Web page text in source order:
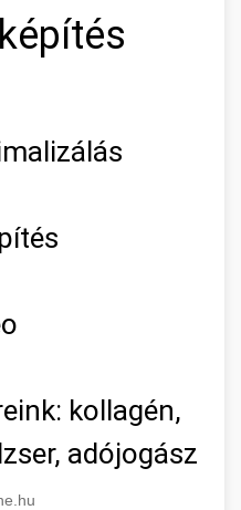
kollagén,
adójogász